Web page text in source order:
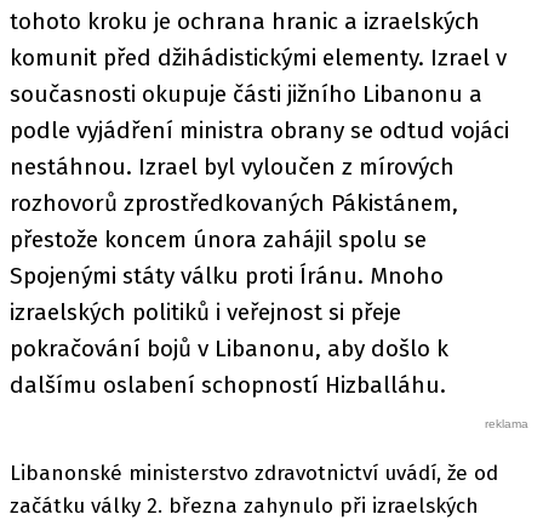
tohoto kroku je ochrana hranic a izraelských
komunit před džihádistickými elementy. Izrael v
současnosti okupuje části jižního Libanonu a
podle vyjádření ministra obrany se odtud vojáci
nestáhnou. Izrael byl vyloučen z mírových
rozhovorů zprostředkovaných Pákistánem,
přestože koncem února zahájil spolu se
Spojenými státy válku proti Íránu. Mnoho
izraelských politiků i veřejnost si přeje
pokračování bojů v Libanonu, aby došlo k
dalšímu oslabení schopností Hizballáhu.
Libanonské ministerstvo zdravotnictví uvádí, že od
začátku války 2. března zahynulo při izraelských